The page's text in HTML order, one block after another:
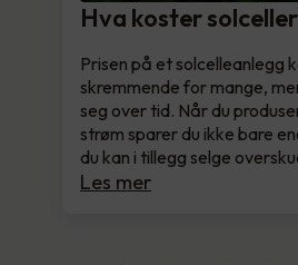
Hva koster
Prisen på et solcelleanlegg
skremmende for mange,
seg over tid. Når du
strøm sparer du ikke bare
du kan i tillegg selge
Les mer